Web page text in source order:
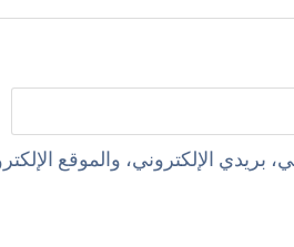
بريدي الإلكتروني، والموقع